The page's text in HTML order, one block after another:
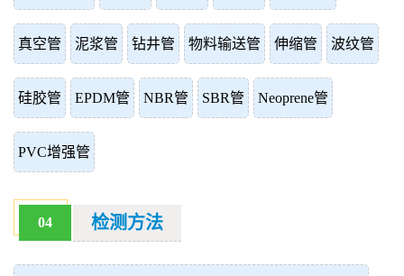
真空管 泥浆管 钻井管 物料输送管 伸缩管 波纹管
硅胶管 EPDM管 NBR管 SBR管 Neoprene管
PVC增强管
04 检测方法